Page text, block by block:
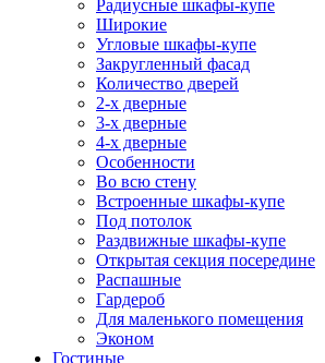
Радиусные шкафы-купе
Широкие
Угловые шкафы-купе
Закругленный фасад
Количество дверей
2-х дверные
3-х дверные
4-х дверные
Особенности
Во всю стену
Встроенные шкафы-купе
Под потолок
Раздвижные шкафы-купе
Открытая секция посередине
Распашные
Гардероб
Для маленького помещения
Эконом
Гостиные